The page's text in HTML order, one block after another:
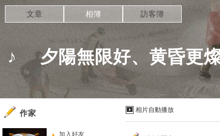
♪ 夕陽無限好、黄昏更
文章 相簿 訪客簿
相片自動播放
作家
加入好友